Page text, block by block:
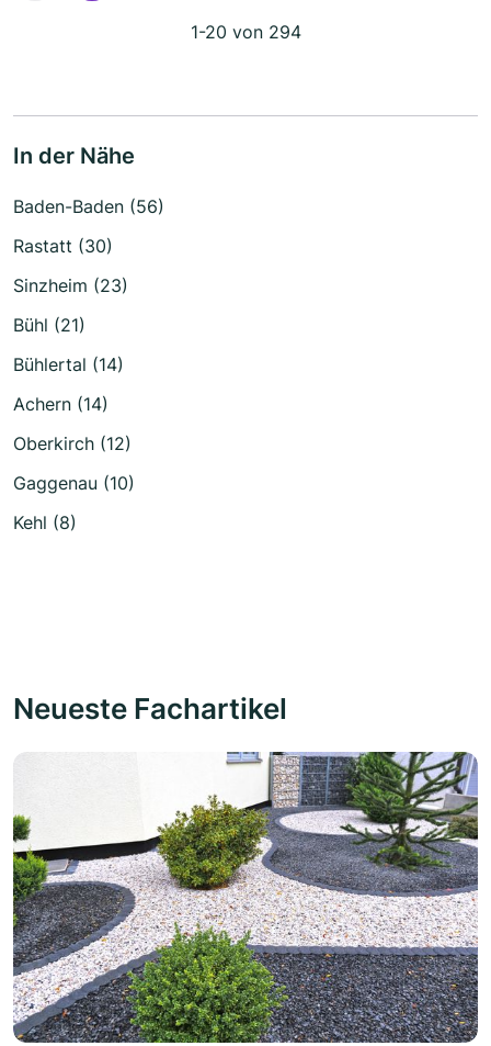
1-20 von 294
In der Nähe
Baden-Baden (56)
Rastatt (30)
Sinzheim (23)
Bühl (21)
Bühlertal (14)
Achern (14)
Oberkirch (12)
Gaggenau (10)
Kehl (8)
Neueste Fachartikel